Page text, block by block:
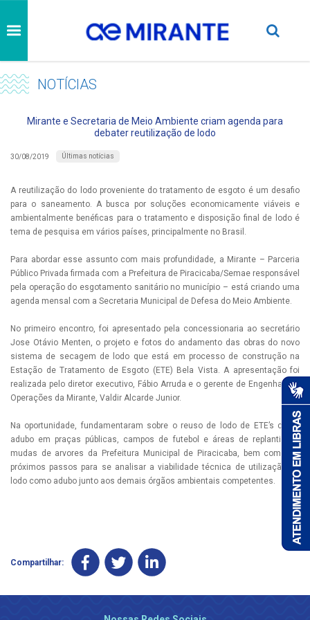
NOTÍCIAS
Mirante e Secretaria de Meio Ambiente criam agenda para
debater reutilização de lodo
30/08/2019 Últimas notícias
A reutilização do lodo proveniente do tratamento de esgoto é um desafio
para o saneamento. A busca por soluções economicamente viáveis e
ambientalmente benéficas para o tratamento e disposição final de lodo é
tema de pesquisa em vários países, principalmente no Brasil.
Para abordar esse assunto com mais profundidade, a Mirante – Parceria
Público Privada firmada com a Prefeitura de Piracicaba/Semae responsável
pela operação do esgotamento sanitário no município – está criando uma
agenda mensal com a Secretaria Municipal de Defesa do Meio Ambiente.
No primeiro encontro, foi apresentado pela concessionaria ao secretário
Jose Otávio Menten, o projeto e fotos do andamento das obras do novo
sistema de secagem de lodo que está em processo de construção na
Estação de Tratamento de Esgoto (ETE) Bela Vista. A apresentação foi
realizada pelo diretor executivo, Fábio Arruda e o gerente de Engenharia e
Operações da Mirante, Valdir Alcarde Junior.
Na oportunidade, fundamentaram sobre o reuso de lodo de ETE’s como
adubo em praças públicas, campos de futebol e áreas de replantio de
mudas de arvores da Prefeitura Municipal de Piracicaba, bem como os
próximos passos para se analisar a viabilidade técnica de utilização do
lodo como adubo junto aos demais órgãos ambientais competentes.
Compartilhar: